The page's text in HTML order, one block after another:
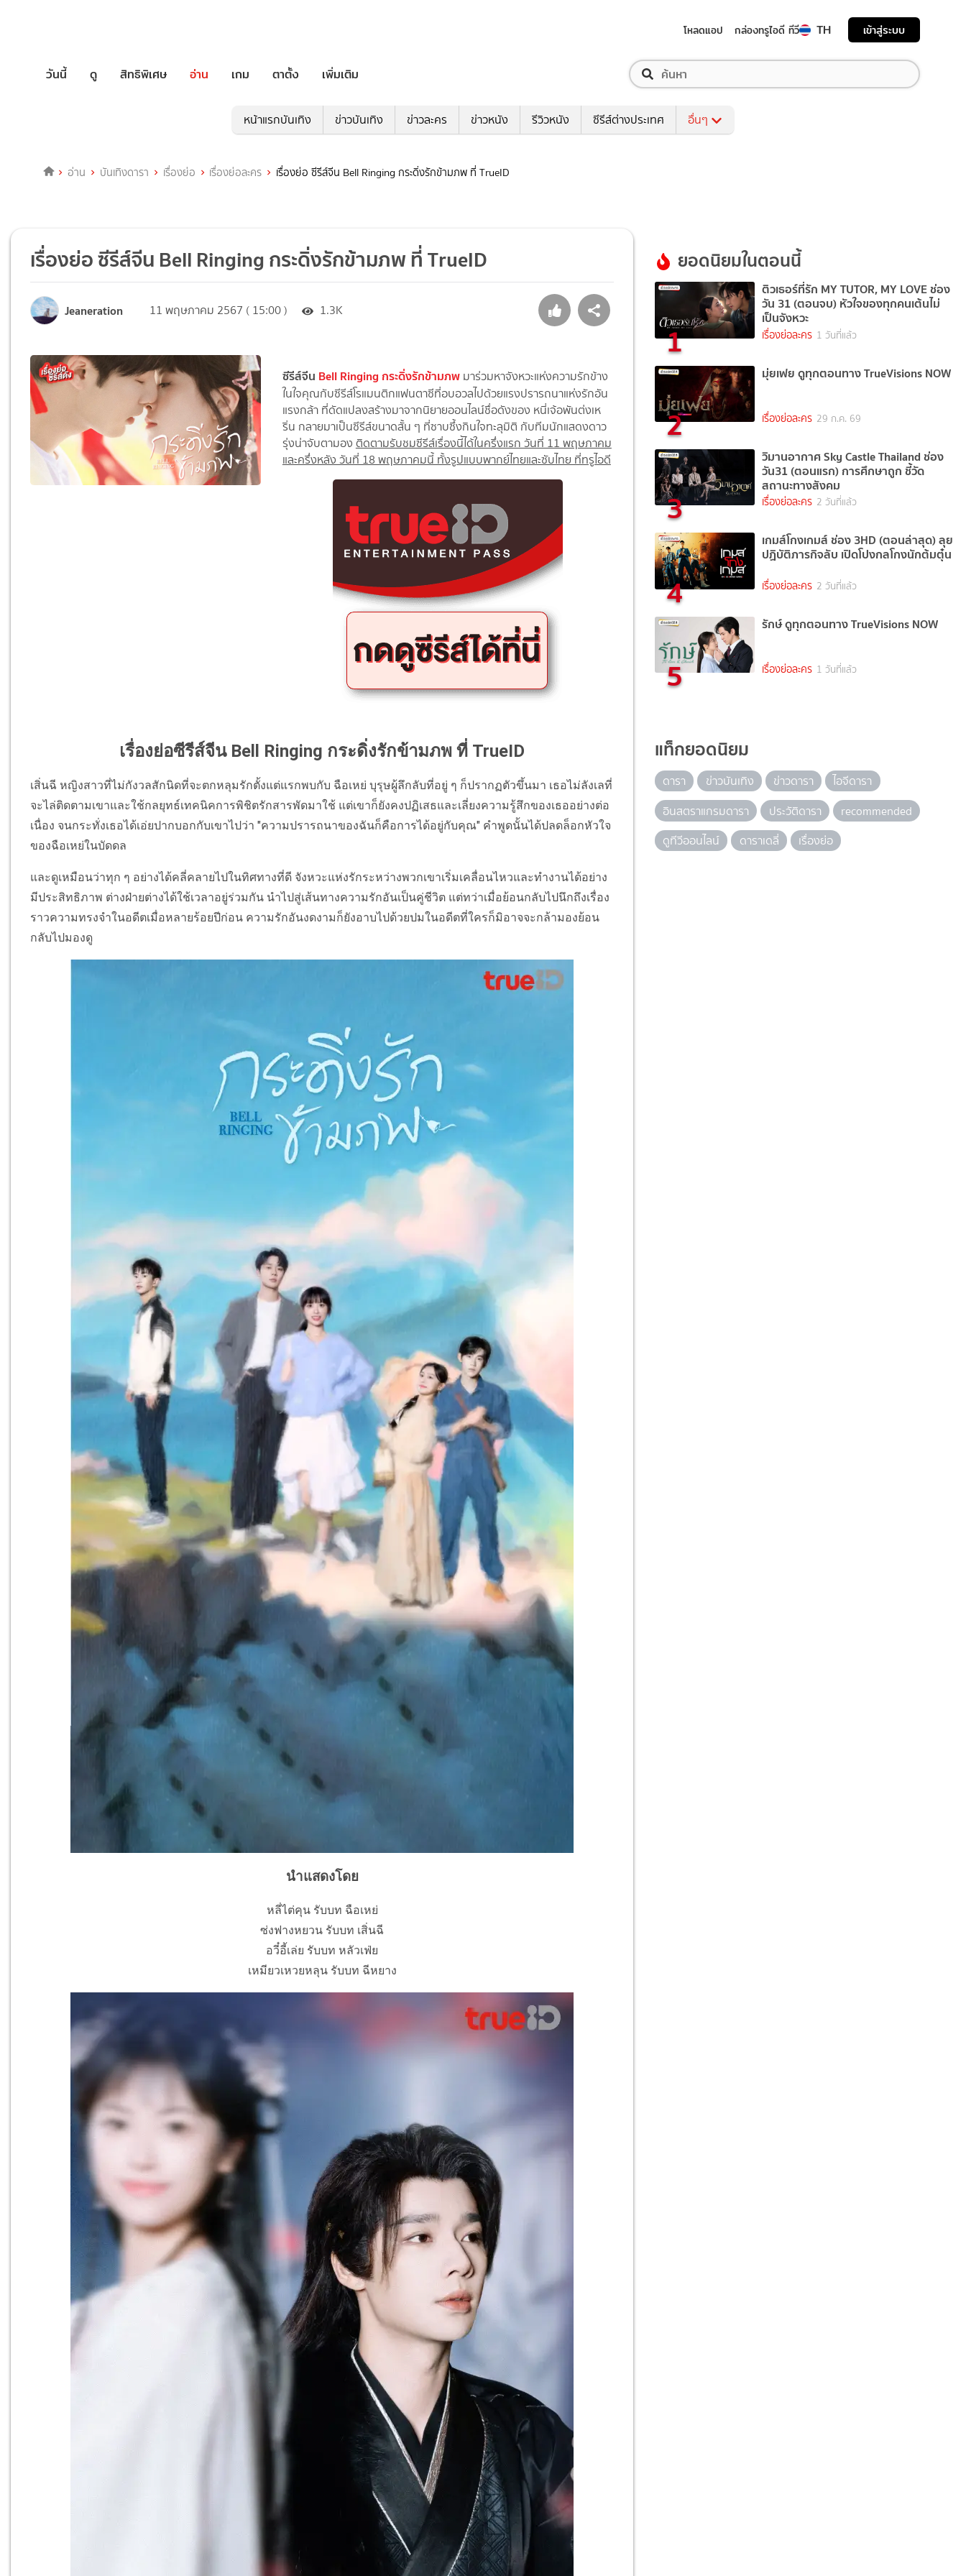
โหลดแอป กล่องทรูไอดี ทีวี TH เข้าสู่ระบบ
วันนี้ ดู สิทธิพิเศษ อ่าน เกม ตาตั้ง เพิ่มเติม
หน้าแรกบันเทิง ข่าวบันเทิง ข่าวละคร ข่าวหนัง รีวิวหนัง ซีรีส์ต่างประเทศ อื่นๆ
อ่าน บันเทิงดารา เรื่องย่อ เรื่องย่อละคร เรื่องย่อ ซีรีส์จีน Bell Ringing กระดิ่งรักข้ามภพ ที่ TrueID
เรื่องย่อ ซีรีส์จีน Bell Ringing กระดิ่งรักข้ามภพ ที่ TrueID
Jeaneration 11 พฤษภาคม 2567 ( 15:00 ) 1.3K
ซีรีส์จีน Bell Ringing กระดิ่งรักข้ามภพมาร่วมหาจังหวะแห่งความรักข้าง
ในใจคุณกับซีรีส์โรแมนติกแฟนตาซีที่อบอวลไปด้วยแรงปรารถนาแห่งรักอัน
แรงกล้า ที่ดัดแปลงสร้างมาจากนิยายออนไลน์ชื่อดังของ หนี่เจ้อพันต่งเห
ริ่น กลายมาเป็นซีรีส์ขนาดสั้น ๆ ที่ซาบซึ้งกินใจทะลุมิติ กับทีมนักแสดงดาว
รุ่งน่าจับตามอง ติดตามรับชมซีรีส์เรื่องนี้ได้ในครึ่งแรก วันที่ 11 พฤษภาคม
และครึ่งหลัง วันที่ 18 พฤษภาคมนี้ ทั้งรูปแบบพากย์ไทยและซับไทย ที่ทรูไอดี
เรื่องย่อซีรีส์จีน Bell Ringing กระดิ่งรักข้ามภพ ที่ TrueID
เสิ่นฉี หญิงสาวที่ไม่กังวลสักนิดที่จะตกหลุมรักตั้งแต่แรกพบกับ ฉือเหย่ บุรุษผู้ลึกลับที่อยู่ ๆ ก็ปรากฏตัวขึ้นมา เธอไม่ลังเลที่
จะไล่ติดตามเขาและใช้กลยุทธ์เทคนิคการพิชิตรักสารพัดมาใช้ แต่เขาก็ยังคงปฏิเสธและเลี่ยงความรู้สึกของเธออย่างต่อ
เนื่อง จนกระทั่งเธอได้เอ่ยปากบอกกับเขาไปว่า "ความปรารถนาของฉันก็คือการได้อยู่กับคุณ" คำพูดนั้นได้ปลดล็อกหัวใจ
ของฉือเหย่ในบัดดล
และดูเหมือนว่าทุก ๆ อย่างได้คลี่คลายไปในทิศทางที่ดี จังหวะแห่งรักระหว่างพวกเขาเริ่มเคลื่อนไหวและทำงานได้อย่าง
มีประสิทธิภาพ ต่างฝ่ายต่างได้ใช้เวลาอยู่ร่วมกัน นำไปสู่เส้นทางความรักอันเป็นคู่ชีวิต แต่ทว่าเมื่อย้อนกลับไปนึกถึงเรื่อง
ราวความทรงจำในอดีตเมื่อหลายร้อยปีก่อน ความรักอันงดงามก็ยังอาบไปด้วยปมในอดีตที่ใครก็มิอาจจะกล้ามองย้อน
กลับไปมองดู
นำแสดงโดย
หลี่ไต่คุน รับบท ฉือเหย่
ซ่งฟางหยวน รับบท เสิ่นฉี
อวี๋อี้เล่ย รับบท หลัวเฟ่ย
เหมียวเหวยหลุน รับบท ฉีหยาง
ยอดนิยมในตอนนี้
1
ติวเธอร์ที่รัก MY TUTOR, MY LOVE ช่อง
วัน 31 (ตอนจบ) หัวใจของทุกคนเต้นไม่
เป็นจังหวะ
เรื่องย่อละคร 1 วันที่แล้ว
2
มุ่ยเฟย ดูทุกตอนทาง TrueVisions NOW
เรื่องย่อละคร 29 ก.ค. 69
3
วิมานอากาศ Sky Castle Thailand ช่อง
วัน31 (ตอนแรก) การศึกษาถูก ชี้วัด
สถานะทางสังคม
เรื่องย่อละคร 2 วันที่แล้ว
4
เกมส์โกงเกมส์ ช่อง 3HD (ตอนล่าสุด) ลุย
ปฏิบัติภารกิจลับ เปิดโปงกลโกงนักต้มตุ๋น
เรื่องย่อละคร 2 วันที่แล้ว
5
รักษ์ ดูทุกตอนทาง TrueVisions NOW
เรื่องย่อละคร 1 วันที่แล้ว
แท็กยอดนิยม
ดารา ข่าวบันเทิง ข่าวดารา
ไอจีดารา
อินสตราแกรมดารา
ประวัติดารา
recommended
ดูทีวีออนไลน์
ดาราเดลี่ เรื่องย่อ